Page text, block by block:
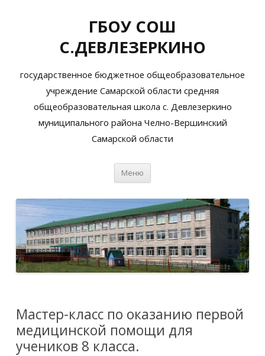
ГБОУ СОШ
С.ДЕВЛЕЗЕРКИНО
государственное бюджетное общеобразовательное
учреждение Самарской области средняя
общеобразовательная школа с. Девлезеркино
муниципального района Челно-Вершинский
Самарской области
Меню
Мастер-класс по оказанию первой
медицинской помощи для
учеников 8 класса.